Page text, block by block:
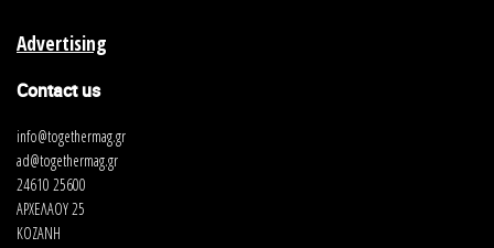
Advertising
Contact us
info@togethermag.gr
ad@togethermag.gr
24610 25600
ΑΡΧΕΛΑΟΥ 25
ΚΟΖΑΝΗ